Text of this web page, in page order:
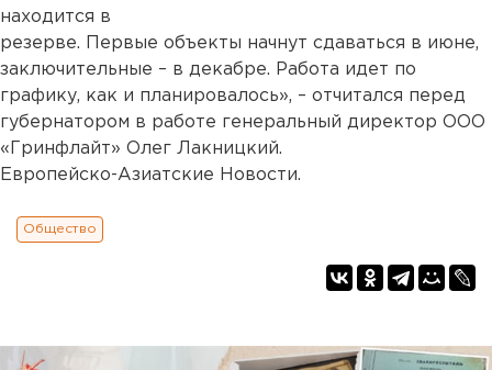
находится в
резерве. Первые объекты начнут сдаваться в июне,
заключительные – в декабре. Работа идет по
графику, как и планировалось», – отчитался перед
губернатором в работе генеральный директор ООО
«Гринфлайт» Олег Лакницкий.
Европейско-Азиатские Новости.
Общество